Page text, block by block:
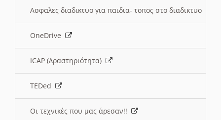
Ασφαλες διαδικτυο για παιδια- τοπος στο διαδικτυο
OneDrive
ICAP (Δραστηριότητα)
TEDed
Οι τεχνικές που μας άρεσαν!!